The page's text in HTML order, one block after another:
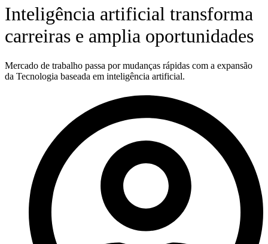
Inteligência artificial transforma
carreiras e amplia oportunidades
Mercado de trabalho passa por mudanças rápidas com a expansão
da Tecnologia baseada em inteligência artificial.